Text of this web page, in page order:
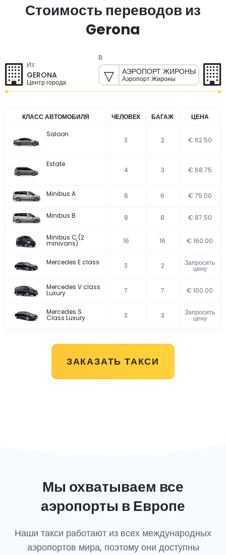
Стоимость переводов из
Gerona
Из:
GERONA
Центр города
В:
АЭРОПОРТ ЖИРОНЫ
Аэропорт Жироны
КЛАСС АВТОМОБИЛЯ ЧЕЛОВЕК БАГАЖ
ЦЕНА
Saloon
3 2 € 62.50
Estate
4 3 € 68.75
Minibus A 6 6 € 75.00
Minibus B 8 8 € 87.50
Minibus C (2
minivans) 16 16 € 160.00
Mercedes E class 3 2 Запросить
цену
Mercedes V class
Luxury 7 7 € 100.00
Mercedes S
Class Luxury 3 3 Запросить
цену
ЗАКАЗАТЬ ТАКСИ
Мы охватываем все
аэропорты в Европе
Наши такси работают из всех международных
аэропортов мира, поэтому они доступны